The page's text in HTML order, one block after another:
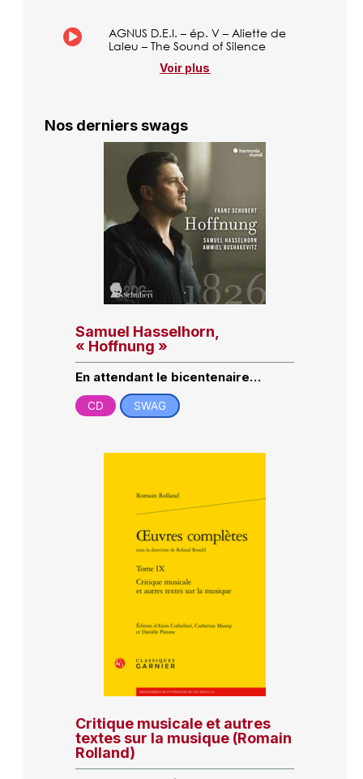
AGNUS D.E.I. – ép. V – Aliette de
Laleu – The Sound of Silence
Voir plus
Nos derniers swags
Samuel Hasselhorn,
« Hoffnung »
En attendant le bicentenaire…
CD SWAG
Critique musicale et autres
textes sur la musique (Romain
Rolland)